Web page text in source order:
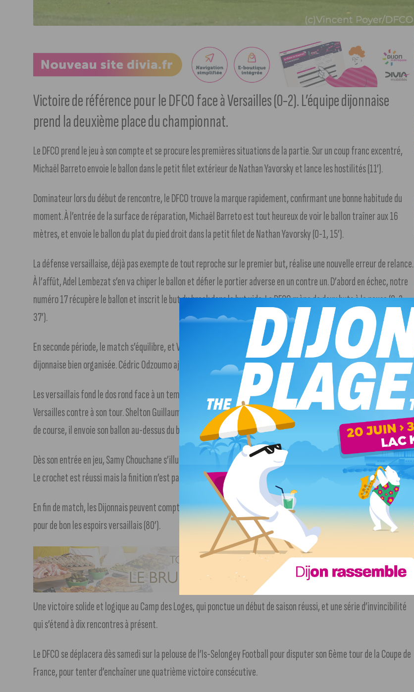
Victoire de référence pour le DFCO face à Versailles (0-2). L’équipe dijonnaise
prend la deuxième place du championnat.
Le DFCO prend le jeu à son compte et se procure les premières situations de la partie. Sur un coup franc excentré,
Michaël Barreto envoie le ballon dans le petit filet extérieur de Nathan Yavorsky et lance les hostilités (11’).
Dominateur lors du début de rencontre, le DFCO trouve la marque rapidement, confirmant une bonne habitude du
moment. À l’entrée de la surface de réparation, Michaël Barreto est tout heureux de voir le ballon traîner aux 16
mètres, et envoie le ballon du plat du pied droit dans la petit filet de Nathan Yavorsky (0-1, 15’).
La défense versaillaise, déjà pas exempte de tout reproche sur le premier but, réalise une nouvelle erreur de relance.
À l’affût, Adel Lembezat s’en va chiper le ballon et défier le portier adverse en un contre un. D’abord en échec, notre
numéro 17 récupère le ballon et inscrit le but du break dans le but vide. Le DFCO mène de deux buts à la pause (0-2,
37’).
En seconde période, le match s’équilibre, et Versailles tente le tout pour le tout pour mettre en danger une équipe
dijonnaise bien organisée. Cédric Odzoumo ajuste un tir lobé difficile, bien capté par Paul Delecroix. (64’)
Les versaillais fond le dos rond face à un temps fort du DFCO. Sur une-contre-attaque dijonnaise mal négociée, le FC
Versailles contre à son tour. Shelton Guillaume récupère le ballon sur l’aile droite et va au bout de son action. En bout
de course, il envoie son ballon au-dessus du but dijonnais (67’).
Dès son entrée en jeu, Samy Chouchane s’illustre et décale un bon ballon pour Ben-Chayeel Hamada dans la surface.
Le crochet est réussi mais la finition n’est pas au rendez-vous (72’).
En fin de match, les Dijonnais peuvent compter sur un Paul Delecroix déterminant, qui sort une parade venu éteindre
pour de bon les espoirs versaillais (80’).
Une victoire solide et logique au Camp des Loges, qui ponctue un début de saison réussi, et une série d’invincibilité
qui s’étend à dix rencontres à présent.
Le DFCO se déplacera dès samedi sur la pelouse de l’Is-Selongey Football pour disputer son 6ème tour de la Coupe de
France, pour tenter d’enchaîner une quatrième victoire consécutive.